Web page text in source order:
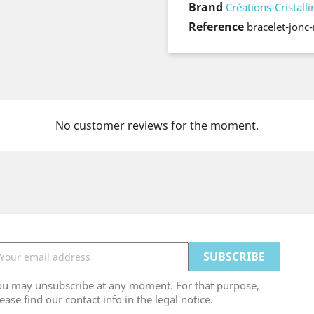
Brand Créations-
Reference bracelet-
No customer reviews for the moment.
may unsubscribe at any moment. For that purpose,
find our contact info in the legal notice.